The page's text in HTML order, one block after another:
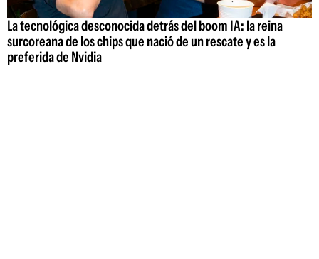
La tecnológica desconocida detrás del boom IA: la reina
surcoreana de los chips que nació de un rescate y es la
preferida de Nvidia